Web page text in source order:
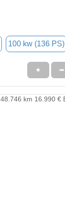
100 kw (136 PS)
★ ➦